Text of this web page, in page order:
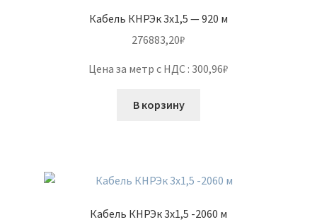
Кабель КНРЭк 3х1,5 — 920 м
276883,20₽
Цена за метр с НДС : 300,96₽
В корзину
Кабель КНРЭк 3х1,5 -2060 м